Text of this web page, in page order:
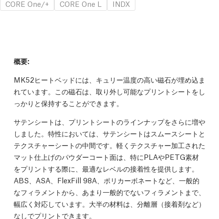
CORE One/+ CORE One L INDX
概要:
MK52ヒートベッドには、キュリー温度の高い磁石が埋め込ま
れています。この磁石は、取り外し可能なプリントシートをし
っかりと保持することができます。
サテンシートは、プリントシートのラインナップをさらに増や
しました。特性においては、サテンシートはスムースシートと
テクスチャーシートの中間です。軽くテクスチャー加工された
マット仕上げのパウダーコート面は、特にPLAやPETG素材
をプリントする際に、最適なレベルの接着性を提供します。
ABS、ASA、FlexFill 98A、ポリカーボネートなど、一般的
なフィラメントから、あまり一般的でないフィラメントまで、
幅広く対応しています。大半の材料は、分離層（接着剤など）
なしでプリントできます。